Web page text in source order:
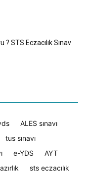
? STS Eczacılık Sınav
ALES sınavı
tus sınavı
e-YDS
AYT
sts eczacılık